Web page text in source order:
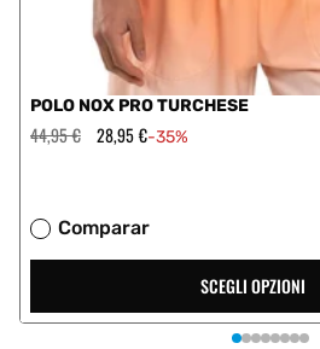
POLO NOX PRO TURCHESE
Prezzo
regolare
44,95 € Prezzo
scontato
28,95 €-35%
Comparar
SCEGLI OPZIONI